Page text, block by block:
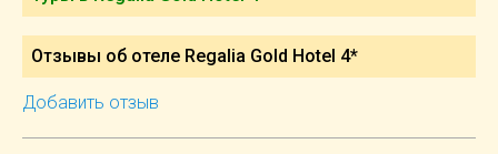
Отзывы об отеле Regalia Gold Hotel 4*
Добавить отзыв